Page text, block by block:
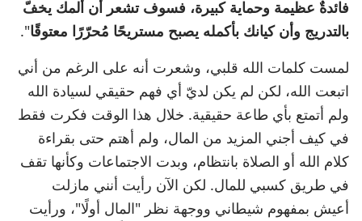
فائدةٌ عظيمة وحماية كبيرة، فسوف تشعر أن ألمك يخفّ
بالتدريج وأن كيانك بأكمله يصبح مستريحًا مُحرّرًا معتوقًا".
لمست كلمات الله قلبي، وشعرت أنه على الرغم من أني
اتبعت الله، لكن لم يكن لديّ أي فهم حقيقي لسيادة الله
ولم أتمتع بأي طاعة حقيقية. خلال هذا الوقت فكرت فقط
في كيف أجني المزيد من المال، ولم أهتم حتى بقراءة
كلام الله أو الصلاة بانتظام، وبدت الاجتماعات وكأنها تقف
في طريق كسبي للمال. لكن الآن رأيت أنني مازلت
أعيش بمفهوم شيطاني ووجهة نظر "المال أولًا"، ورأيت